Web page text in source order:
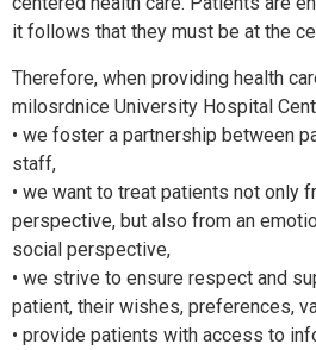
it follows that they must be at the
Therefore, when providing health
milosrdnice University Hospital
• we foster a partnership between
staff,
• we want to treat patients not only
perspective, but also from an
social perspective,
• we strive to ensure respect and
patient, their wishes, preferences,
• provide patients with access to